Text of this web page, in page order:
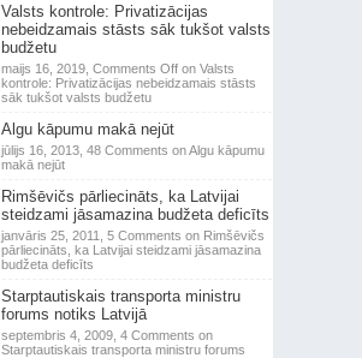
Valsts kontrole: Privatizācijas
nebeidzamais stāsts sāk tukšot valsts
budžetu
maijs 16, 2019, Comments Offon Valsts
kontrole: Privatizācijas nebeidzamais stāsts
sāk tukšot valsts budžetu
Algu kāpumu makā nejūt
jūlijs 16, 2013, 48 Comments on Algu kāpumu
makā nejūt
Rimšēvičs pārliecināts, ka Latvijai
steidzami jāsamazina budžeta deficīts
janvāris 25, 2011, 5 Comments on Rimšēvičs
pārliecināts, ka Latvijai steidzami jāsamazina
budžeta deficīts
Starptautiskais transporta ministru
forums notiks Latvijā
septembris 4, 2009, 4 Comments on
Starptautiskais transporta ministru forums